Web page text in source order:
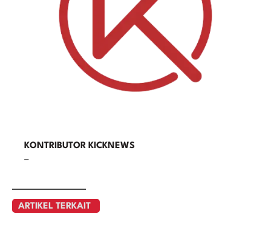
KONTRIBUTOR KICKNEWS
–
ARTIKEL TERKAIT